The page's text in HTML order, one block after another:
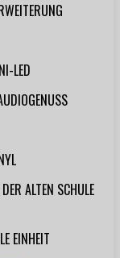
LED
ALTEN SCHULE
EINHEIT